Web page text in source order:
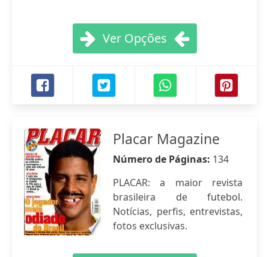
Ver Opções
Placar Magazine
Número de Páginas: 134
PLACAR: a maior revista
brasileira de futebol.
Notícias, perfis, entrevistas,
fotos exclusivas.